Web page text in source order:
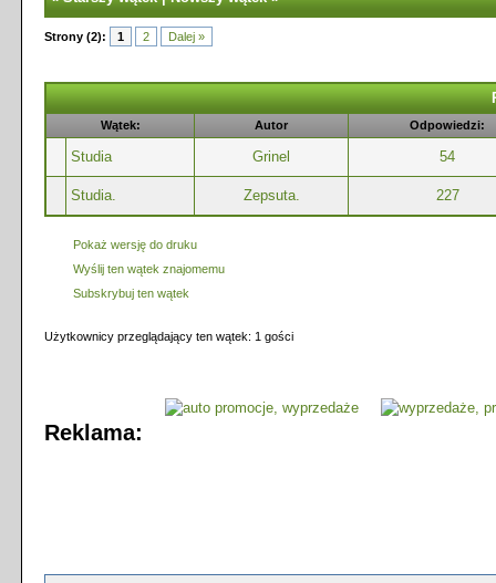
Strony (2): 1 2 Dalej »
Wątek: Autor Odpowiedzi:
Studia Grinel 54
Studia. Zepsuta. 227
Pokaż wersję do druku
Wyślij ten wątek znajomemu
Subskrybuj ten wątek
Użytkownicy przeglądający ten wątek: 1 gości
Reklama: